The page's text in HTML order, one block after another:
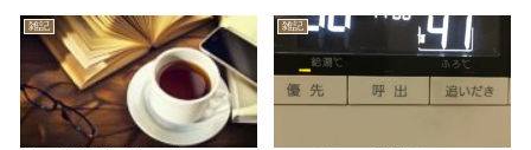
雑記 雑記